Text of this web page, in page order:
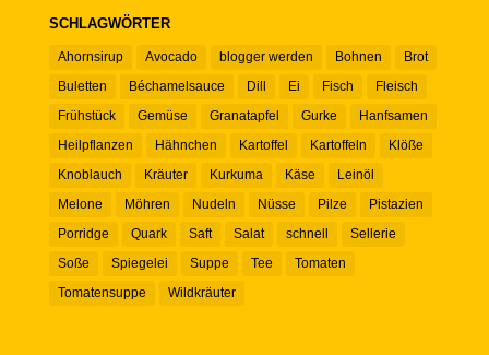
SCHLAGWÖRTER
Ahornsirup Avocado blogger werden Bohnen
Brot
Buletten
Béchamelsauce Dill Ei Fisch
Fleisch
Frühstück
Gemüse Granatapfel Gurke
Hanfsamen
Heilpflanzen
Hähnchen Kartoffel Kartoffeln
Klöße
Knoblauch
Kräuter Kurkuma Käse
Leinöl
Melone
Möhren Nudeln Nüsse Pilze
Pistazien
Porridge
Quark Saft Salat schnell
Sellerie
Soße
Spiegelei Suppe Tee
Tomaten
Tomatensuppe
Wildkräuter